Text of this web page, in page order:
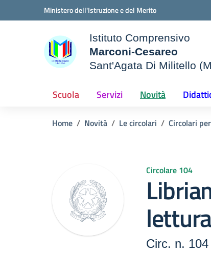
Ministero dell'Istruzione e del Merito
della scuola
Istituto Comprensivo
Marconi-Cesareo
Sant'Agata Di Militello
Scuola Servizi Novità
Home Novità Le circolari Circolari
Circolare 104
Circ. n. 104